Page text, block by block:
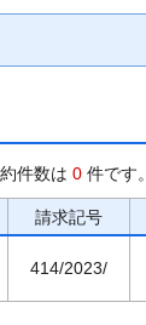
件数は 0 件です。
請求記号
414/2023/